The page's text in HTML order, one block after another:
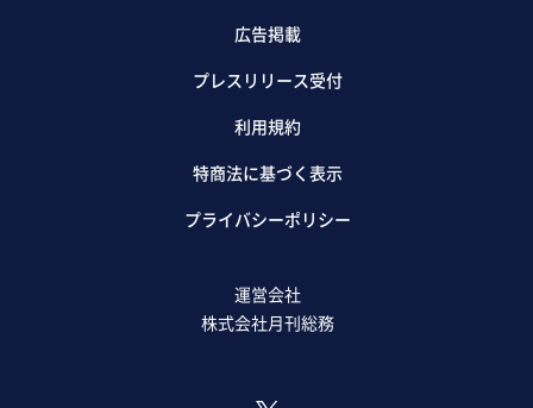
広告掲載
プレスリリース受付
利用規約
特商法に基づく表示
プライバシーポリシー
運営会社
株式会社月刊総務